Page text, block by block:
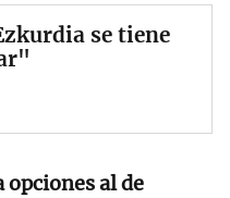
se tiene
opciones al de